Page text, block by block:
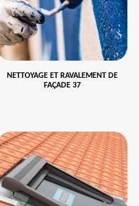
NETTOYAGE ET RAVALEMENT DE
FAÇADE 37